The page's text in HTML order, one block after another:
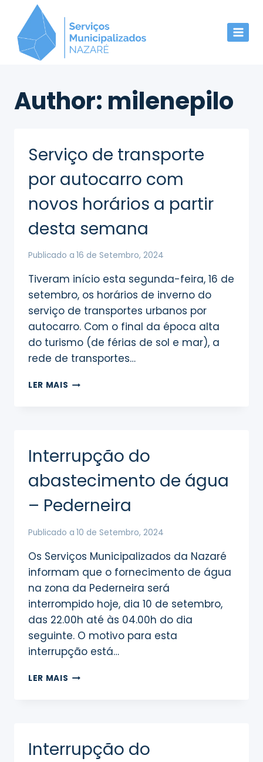
content
Author: milenepilo
Serviço de transporte
por autocarro com
novos horários a partir
desta semana
Publicado a 16 de Setembro, 2024
Tiveram início esta segunda-feira, 16 de
setembro, os horários de inverno do
serviço de transportes urbanos por
autocarro. Com o final da época alta
do turismo (de férias de sol e mar), a
rede de transportes…
LER MAIS SERVIÇO
NOVOS
HORÁRIOS
A
DESTA
Interrupção do
abastecimento de água
– Pederneira
Publicado a 10 de Setembro, 2024
Os Serviços Municipalizados da Nazaré
informam que o fornecimento de água
na zona da Pederneira será
interrompido hoje, dia 10 de setembro,
das 22.00h até às 04.00h do dia
seguinte. O motivo para esta
interrupção está…
LER MAIS INTERRUPÇÃO
PEDERNEIRA
Interrupção do